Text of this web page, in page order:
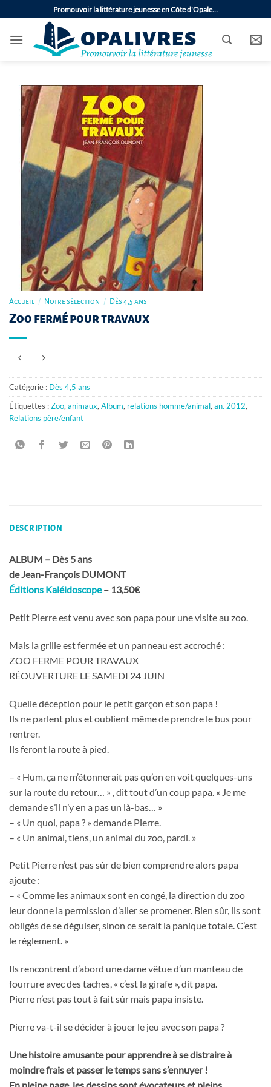
au
contenu
Promouvoir la littérature jeunesse en Côte d'Opale…
Accueil / Notre sélection / Dès 4,5 ans
Zoo fermé pour travaux
Catégorie : Dès 4,5 ans
Étiquettes :Zoo,animaux,Album, relations homme/animal,an. 2012,
Relations père/enfant
DESCRIPTION
ALBUM – Dès 5 ans
de Jean-François DUMONT
Éditions Kaléidoscope– 13,50€
Petit Pierre est venu avec son papa pour une visite au zoo.
Mais la grille est fermée et un panneau est accroché :
ZOO FERME POUR TRAVAUX
RÉOUVERTURE LE SAMEDI 24 JUIN
Quelle déception pour le petit garçon et son papa !
Ils ne parlent plus et oublient même de prendre le bus pour
rentrer.
Ils feront la route à pied.
– « Hum, ça ne m’étonnerait pas qu’on en voit quelques-uns
sur la route du retour… » , dit tout d’un coup papa. « Je me
demande s’il n’y en a pas un là-bas… »
– « Un quoi, papa ? » demande Pierre.
– « Un animal, tiens, un animal du zoo, pardi. »
Petit Pierre n’est pas sûr de bien comprendre alors papa
ajoute :
– « Comme les animaux sont en congé, la direction du zoo
leur donne la permission d’aller se promener. Bien sûr, ils sont
obligés de se déguiser, sinon ce serait la panique totale. C’est
le règlement. »
Ils rencontrent d’abord une dame vêtue d’un manteau de
fourrure avec des taches, « c’est la girafe », dit papa.
Pierre n’est pas tout à fait sûr mais papa insiste.
Pierre va-t-il se décider à jouer le jeu avec son papa ?
Une histoire amusante pour apprendre à se distraire à
moindre frais et passer le temps sans s’ennuyer !